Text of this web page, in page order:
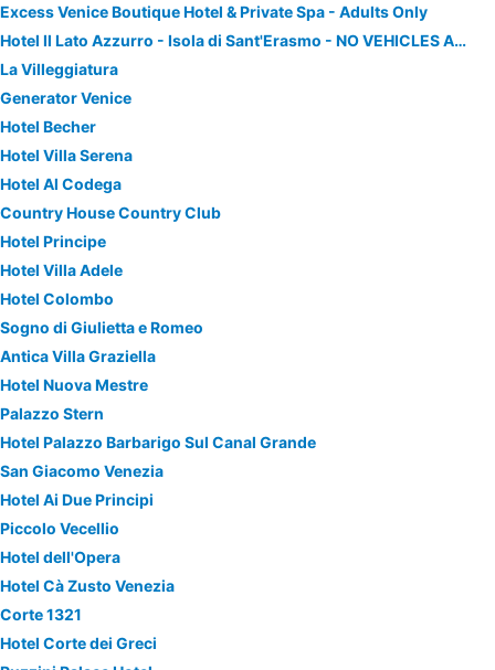
Excess Venice Boutique Hotel & Private Spa - Adults Only
Hotel Il Lato Azzurro - Isola di Sant'Erasmo - NO VEHICLES ACCESS
La Villeggiatura
Generator Venice
Hotel Becher
Hotel Villa Serena
Hotel Al Codega
Country House Country Club
Hotel Principe
Hotel Villa Adele
Hotel Colombo
Sogno di Giulietta e Romeo
Antica Villa Graziella
Hotel Nuova Mestre
Palazzo Stern
Hotel Palazzo Barbarigo Sul Canal Grande
San Giacomo Venezia
Hotel Ai Due Principi
Piccolo Vecellio
Hotel dell'Opera
Hotel Cà Zusto Venezia
Corte 1321
Hotel Corte dei Greci